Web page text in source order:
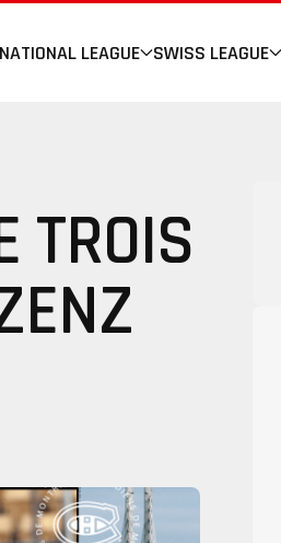
NATIONAL LEAGUE SWISS LEAGUE
TROIS